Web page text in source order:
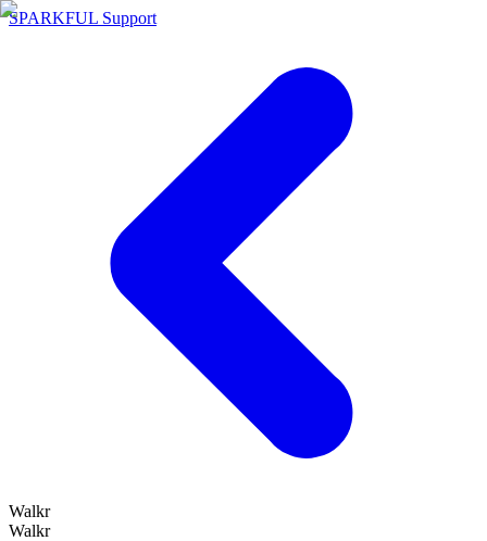
SPARKFUL Support
Walkr
Walkr